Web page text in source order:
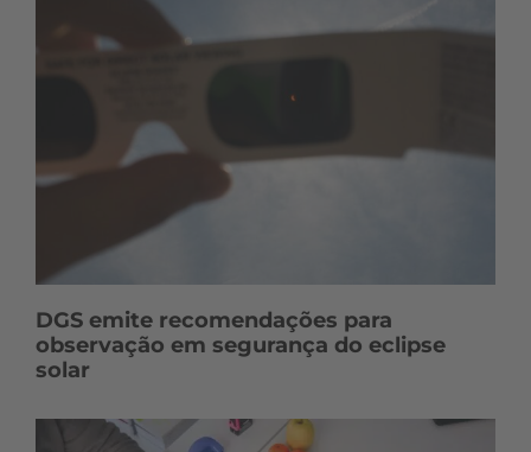
DGS emite recomendações para
observação em segurança do eclipse
solar